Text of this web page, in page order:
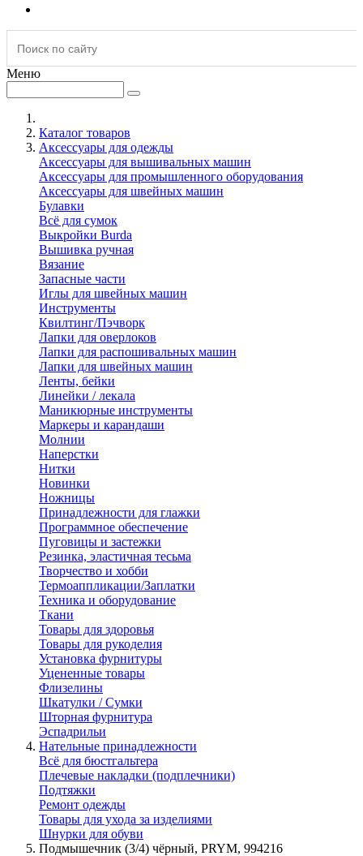
Меню
Каталог товаров
Аксессуары для одежды
Аксессуары для вышивальных машин
Аксессуары для промышленного оборудования
Аксессуары для швейных машин
Булавки
Всё для сумок
Выкройки Burda
Вышивка ручная
Вязание
Запасные части
Иглы для швейных машин
Инструменты
Квилтинг/Пэчворк
Лапки для оверлоков
Лапки для распошивальных машин
Лапки для швейных машин
Ленты, бейки
Линейки / лекала
Маникюрные инструменты
Маркеры и карандаши
Молнии
Наперстки
Нитки
Новинки
Ножницы
Принадлежности для глажки
Программное обеспечение
Пуговицы и застежки
Резинка, эластичная тесьма
Творчество и хобби
Термоаппликации/Заплатки
Техника и оборудование
Ткани
Товары для здоровья
Товары для рукоделия
Установка фурнитуры
Уцененные товары
Флизелины
Шкатулки / Сумки
Шторная фурнитура
Эспадрильи
Нательные принадлежности
Всё для бюстгальтера
Плечевые накладки (подплечники)
Подтяжки
Ремонт одежды
Товары для ухода за изделиями
Шнурки для обуви
Подмышечник (3/4) чёрный, PRYM, 994216